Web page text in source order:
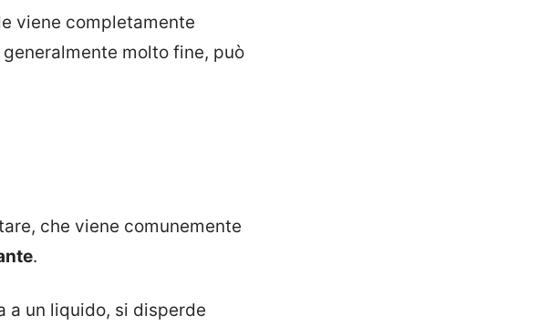
viene completamente
molto fine, può
che viene comunemente
.
a un liquido, si disperde